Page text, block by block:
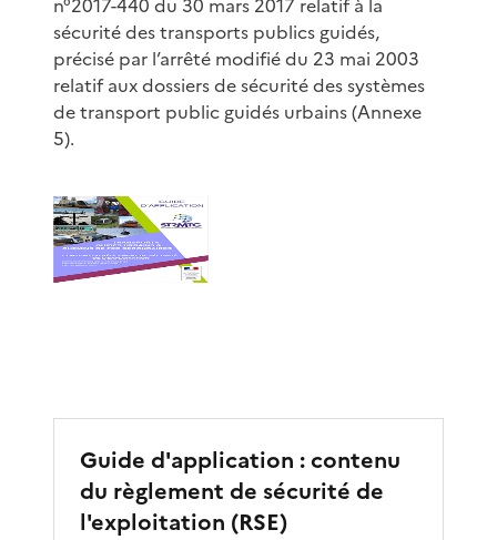
sécurité des transports publics guidés,
précisé par l’arrêté modifié du 23 mai 2003
relatif aux dossiers de sécurité des systèmes
de transport public guidés urbains (Annexe
5).
Guide d'application : contenu
du règlement de sécurité de
l'exploitation (RSE)